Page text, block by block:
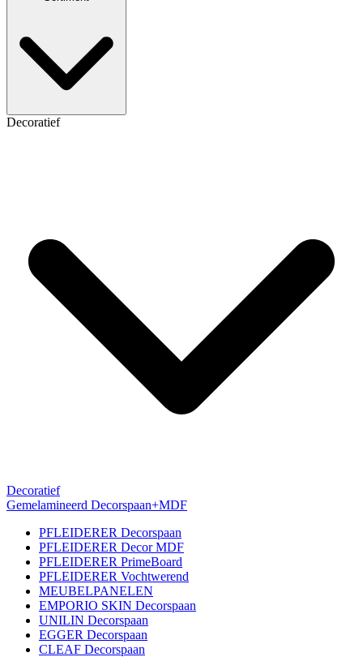
Decoratief
Decoratief
Gemelamineerd Decorspaan+MDF
PFLEIDERER Decorspaan
PFLEIDERER Decor MDF
PFLEIDERER PrimeBoard
PFLEIDERER Vochtwerend
MEUBELPANELEN
EMPORIO SKIN Decorspaan
UNILIN Decorspaan
EGGER Decorspaan
CLEAF Decorspaan